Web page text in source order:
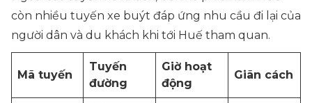
còn nhiều tuyến xe buýt đáp ứng nhu cầu đi lại của
người dân và du khách khi tới Huế tham quan.
Mã tuyến
Tuyến
đường
Giờ hoạt
động
Giãn cách